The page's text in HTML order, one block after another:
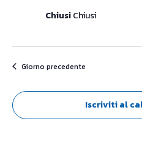
ChiusiChiusi
Giorno precedente
Iscriviti al